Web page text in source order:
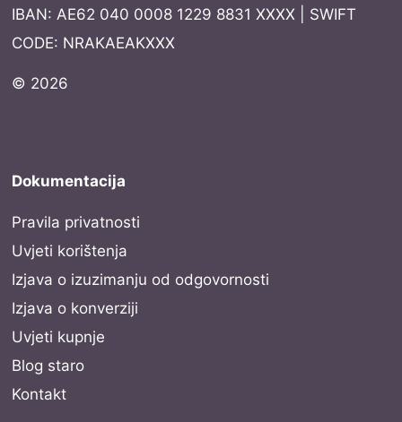
IBAN: AE62 040 0008 1229 8831 XXXX | SWIFT
CODE: NRAKAEAKXXX
© 2026
Dokumentacija
Pravila privatnosti
Uvjeti korištenja
Izjava o izuzimanju od odgovornosti
Izjava o konverziji
Uvjeti kupnje
Blog staro
Kontakt